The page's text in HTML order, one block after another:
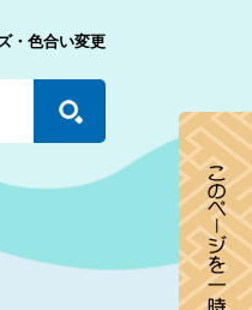
・色合い変更